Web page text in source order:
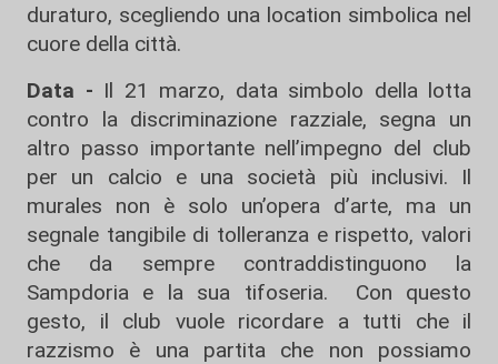
duraturo, scegliendo una location simbolica nel
cuore della città.
Data - Il 21 marzo, data simbolo della lotta
contro la discriminazione razziale, segna un
altro passo importante nell’impegno del club
per un calcio e una società più inclusivi. Il
murales non è solo un’opera d’arte, ma un
segnale tangibile di tolleranza e rispetto, valori
che da sempre contraddistinguono la
Sampdoria e la sua tifoseria. Con questo
gesto, il club vuole ricordare a tutti che il
razzismo è una partita che non possiamo